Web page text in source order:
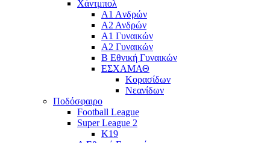
Χάντμπολ
A1 Aνδρών
Α2 Ανδρών
Α1 Γυναικών
Α2 Γυναικών
Β Εθνική Γυναικών
ΕΣΧΑΜΑΘ
Κορασίδων
Νεανίδων
Ποδόσφαιρο
Football League
Super League 2
Κ19